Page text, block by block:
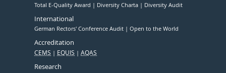
Total E-Quality Award Diversity Charta Diversity Audit
International
German Rectors' Conference Audit Open to the World
Accreditation
CEMS EQUIS AQAS
Research